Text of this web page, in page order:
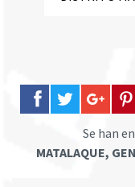
Se han
MATALAQUE,